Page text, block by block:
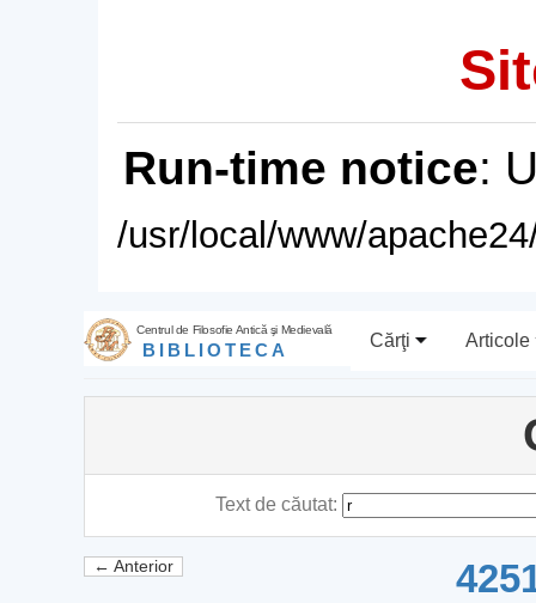
Run-time notice:
/usr/local/www/
Centrul de Filosofie Antică şi Medievală
BIBLIOTECA Cărţi Articole
Text de căutat:
← Anterior